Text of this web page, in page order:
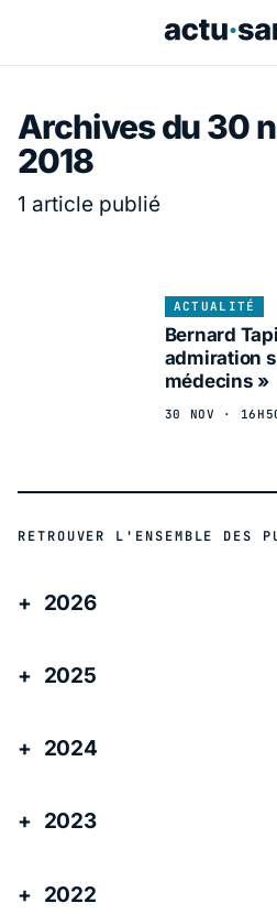
Archives du 30
2018
1 article publié
ACTUALITÉ
Bernard
admiration
médecins »
30 NOV ·
RETROUVER L'ENSEMBLE DES
2026
2025
2024
2023
2022